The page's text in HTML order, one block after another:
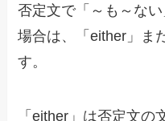
否定文で「～も～な
場合は、「either」ま
す。
「either」は否定文の